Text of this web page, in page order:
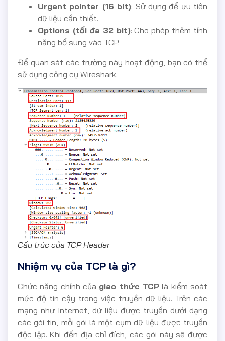
Urgent pointer (16 bit): Sử dụng để ưu tiên
dữ liệu cần thiết.
Options (tối đa 32 bit): Cho phép thêm tính
năng bổ sung vào TCP.
Để quan sát các trường này hoạt động, bạn có thể
sử dụng công cụ Wireshark.
Cấu trúc của TCP Header
Nhiệm vụ của TCP là gì?
Chức năng chính của giao thức TCP là kiểm soát
mức độ tin cậy trong việc truyền dữ liệu. Trên các
mạng như Internet, dữ liệu được truyền dưới dạng
các gói tin, mỗi gói là một cụm dữ liệu được truyền
độc lập. Khi đến địa chỉ đích, các gói này sẽ được